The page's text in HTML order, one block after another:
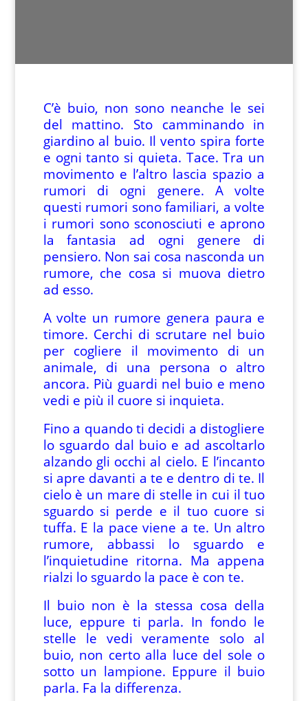
C’è buio, non sono neanche le sei
del mattino. Sto camminando in
giardino al buio. Il vento spira forte
e ogni tanto si quieta. Tace. Tra un
movimento e l’altro lascia spazio a
rumori di ogni genere. A volte
questi rumori sono familiari, a volte
i rumori sono sconosciuti e aprono
la fantasia ad ogni genere di
pensiero. Non sai cosa nasconda un
rumore, che cosa si muova dietro
ad esso.
A volte un rumore genera paura e
timore. Cerchi di scrutare nel buio
per cogliere il movimento di un
animale, di una persona o altro
ancora. Più guardi nel buio e meno
vedi e più il cuore si inquieta.
Fino a quando ti decidi a distogliere
lo sguardo dal buio e ad ascoltarlo
alzando gli occhi al cielo. E l’incanto
si apre davanti a te e dentro di te. Il
cielo è un mare di stelle in cui il tuo
sguardo si perde e il tuo cuore si
tuffa. E la pace viene a te. Un altro
rumore, abbassi lo sguardo e
l’inquietudine ritorna. Ma appena
rialzi lo sguardo la pace è con te.
Il buio non è la stessa cosa della
luce, eppure ti parla. In fondo le
stelle le vedi veramente solo al
buio, non certo alla luce del sole o
sotto un lampione. Eppure il buio
parla. Fa la differenza.